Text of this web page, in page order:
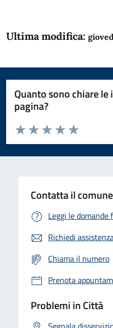
Ultima modifica:
Quanto sono chiare
pagina?
Domanda
Valuta da 1 a 5 stelle la pagina
Valuta 5
Valuta 4 stelle
Valuta 3 stelle su 5
Valuta 2 stelle su 5
Valuta 1 stelle su 5
Contatta il comune
Leggi le domande
Richiedi
Chiama il numero
Prenota
Problemi in Città